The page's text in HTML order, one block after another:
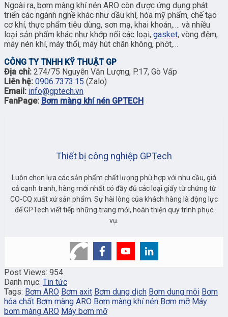
Ngoài ra, bơm màng khí nén ARO còn được ứng dụng phát
triển các ngành nghề khác như dầu khí, hóa mỹ phẩm, chế tạo
cơ khí, thực phẩm tiêu dùng, sơn mạ, khai khoán,…. và nhiều
loại sản phẩm khác như khớp nối các loại, gasket, vòng đệm,
máy nén khí, máy thổi, máy hút chân không, phớt,…
CÔNG TY TNHH KỸ THUẬT GP
Địa chỉ: 274/75 Nguyễn Văn Lượng, P.17, Gò Vấp
Liên hệ: 0906.7373.15 (Zalo)
Email: info@gptech.vn
FanPage: Bơm màng khí nén GPTECH
Thiết bị công nghiệp GPTech
Luôn chọn lựa các sản phẩm chất lượng phù hợp với nhu cầu, giá
cả cạnh tranh, hàng mới nhất có đầy đủ các loại giấy từ chứng từ
CO-CQ xuất xứ sản phẩm. Sự hài lòng của khách hàng là động lực
để GPTech viết tiếp những trang mới, hoàn thiện quy trình phục
vụ.
Post Views: 954
Danh mục: Tin tức
Tags: Bơm ARO Bơm axit Bơm dung dịch Bơm dung môi Bơm
hóa chất Bơm màng ARO Bơm màng khí nén Bơm mỡ Máy
bơm màng ARO Máy bơm mỡ